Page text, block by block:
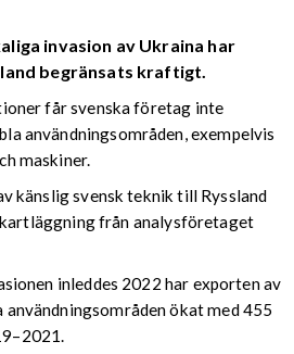
invasion av Ukraina har
begränsats kraftigt.
får svenska företag inte
användningsområden, exempelvis
maskiner.
känslig svensk teknik till Ryssland
från analysföretaget
inleddes 2022 har exporten av
användningsområden ökat med 455